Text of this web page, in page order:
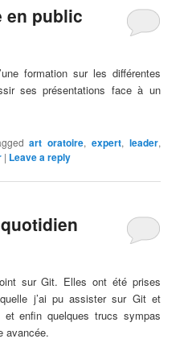
en public
formation sur les différentes
ses présentations face à un
art oratoire,expert,leader,
| Leave a reply
sur Git. Elles ont été prises
j’ai pu assister sur Git et
enfin quelques trucs sympas
avancée.